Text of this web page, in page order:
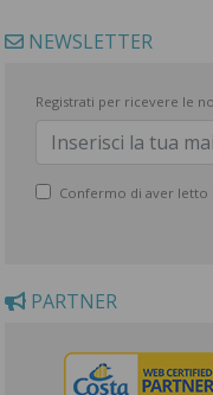
NEWSLETTER
Registrati per ricevere le
Confermo di aver letto
PARTNER